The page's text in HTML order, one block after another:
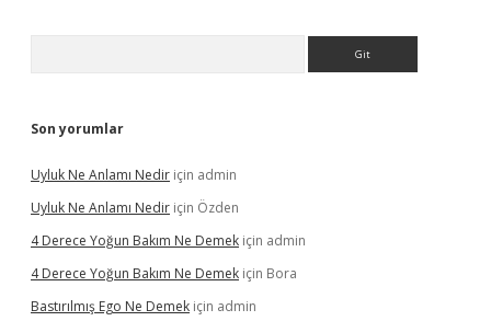
Son yorumlar
Uyluk Ne Anlamı Nedir için admin
Uyluk Ne Anlamı Nedir için Özden
4 Derece Yoğun Bakım Ne Demek için admin
4 Derece Yoğun Bakım Ne Demek için Bora
Bastırılmış Ego Ne Demek için admin